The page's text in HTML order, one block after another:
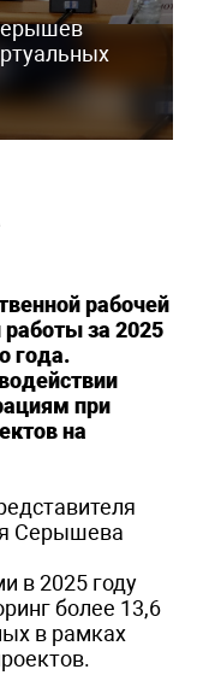
рабочей
за 2025
года.
при
на
Серышева
в 2025 году
более 13,6
в рамках